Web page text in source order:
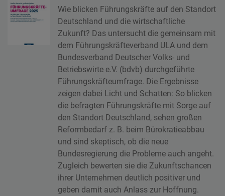
Wie blicken Führungskräfte auf den Standort
Deutschland und die wirtschaftliche
Zukunft? Das untersucht die gemeinsam mit
dem Führungskräfteverband ULA und dem
Bundesverband Deutscher Volks- und
Betriebswirte e.V. (bdvb) durchgeführte
Führungskräfteumfrage. Die Ergebnisse
zeigen dabei Licht und Schatten: So blicken
die befragten Führungskräfte mit Sorge auf
den Standort Deutschland, sehen großen
Reformbedarf z. B. beim Bürokratieabbau
und sind skeptisch, ob die neue
Bundesregierung die Probleme auch angeht.
Zugleich bewerten sie die Zukunftschancen
ihrer Unternehmen deutlich positiver und
geben damit auch Anlass zur Hoffnung.